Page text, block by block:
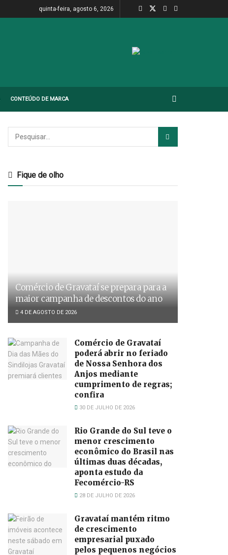
quinta-feira, agosto 6, 2026
CONTEÚDO DE MARCA
Fique de olho
Comércio de Gravataí se prepara para a
maior campanha de descontos do ano
4 DE AGOSTO DE 2026
Comércio de Gravataí
poderá abrir no feriado
de Nossa Senhora dos
Anjos mediante
cumprimento de regras;
confira
30 DE JULHO DE 2026
Rio Grande do Sul teve o
menor crescimento
econômico do Brasil nas
últimas duas décadas,
aponta estudo da
Fecomércio-RS
28 DE JULHO DE 2026
Gravataí mantém ritmo
de crescimento
empresarial puxado
pelos pequenos negócios